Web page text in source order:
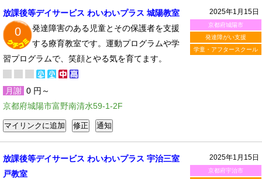
2025年1月15日
京都府城陽市
発達障がい支援
学童・アフタースクール
放課後等デイサービス わいわいプラス 城陽教室
0
発達障害のある児童とその保護者を支援
する療育教室です。運動プログラムや学
習プログラムで、笑顔とやる気を育てます。
月謝 0 円～
京都府城陽市富野南清水59-1-2F
2025年1月15日
京都府宇治市
放課後等デイサービス わいわいプラス 宇治三室
戸教室